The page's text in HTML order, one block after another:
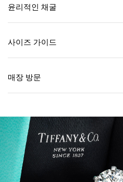
윤리적인 채굴
사이즈 가이드
자세히 보기
매장 방문
가까운 매장 찾기